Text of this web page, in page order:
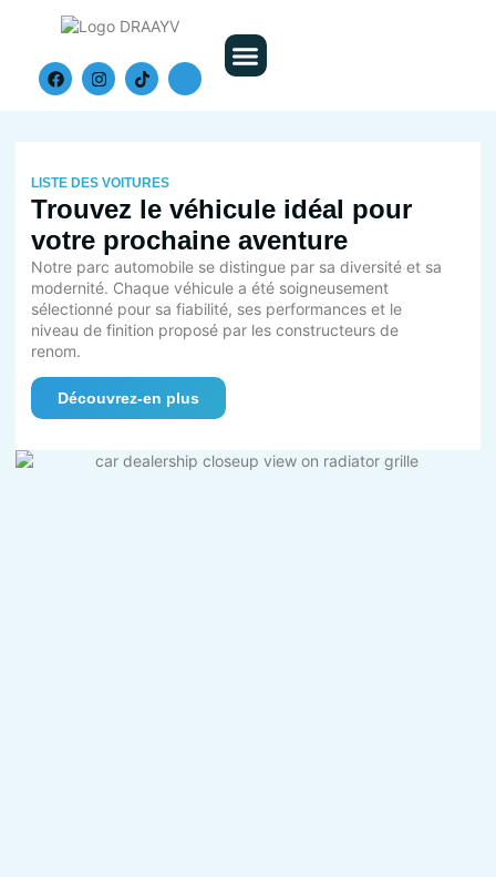
LISTE DES VOITURES
Trouvez le véhicule idéal pour
votre prochaine aventure
Notre parc automobile se distingue par sa diversité et sa
modernité. Chaque véhicule a été soigneusement
sélectionné pour sa fiabilité, ses performances et le
niveau de finition proposé par les constructeurs de
renom.
Découvrez-en plus